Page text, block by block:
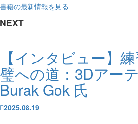
書籍の最新情報を見る
NEXT
【インタビュー】
璧への道：3Dアー
Burak Gok 氏
2025.08.19